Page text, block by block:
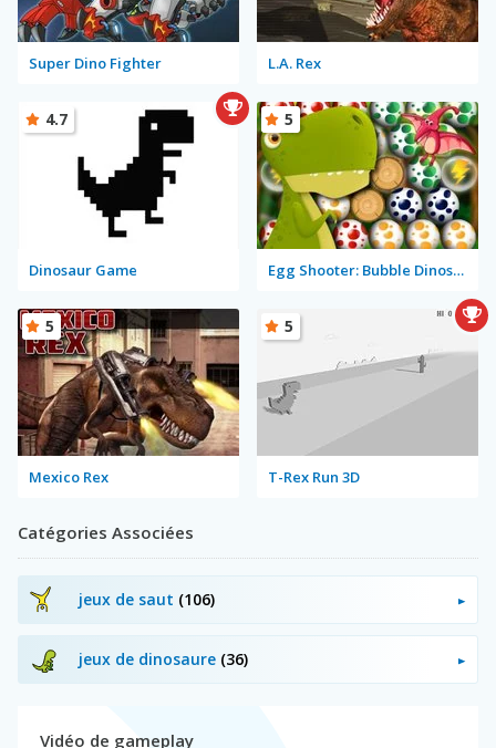
Super Dino Fighter L.A. Rex
Dinosaur Game
4.7
Egg Shooter: Bubble Dinosaur
5
Mexico Rex
5
T-Rex Run 3D
5
Catégories Associées
jeux de saut (106)
jeux de dinosaure (36)
Vidéo de gameplay